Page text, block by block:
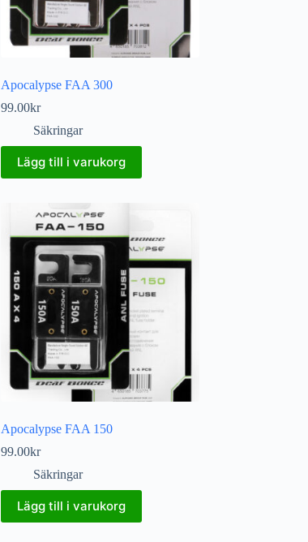
Apocalypse FAA 300
99.00kr
Säkringar
Lägg till i varukorg
Apocalypse FAA 150
99.00kr
Säkringar
Lägg till i varukorg